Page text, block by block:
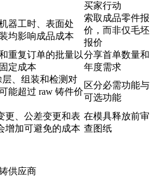
买家行动
器工时、表面处
均影响成品成本
索取成品零件报
价，而非仅毛坯
报价
重复订单的批量以
定成本
分享首单数量和
年度需求
、组装和检测对
能超过 raw 铸件价
区分必需功能与
可选功能
更、公差变更和表
增加可避免的成本
在模具释放前审
查图纸
供应商